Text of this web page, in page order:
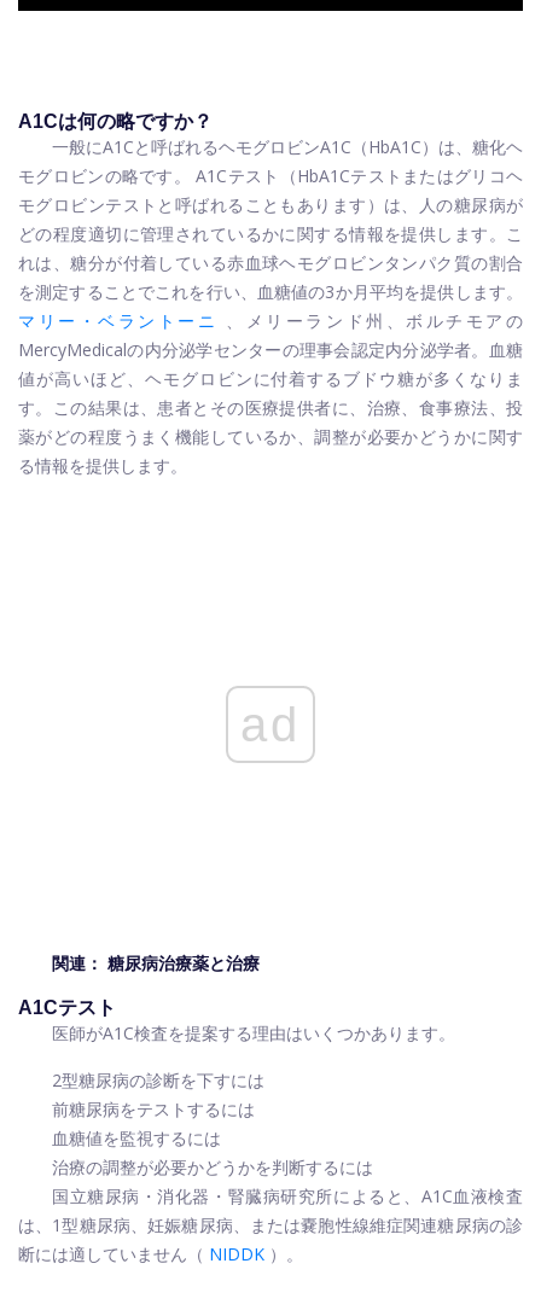
A1Cは何の略ですか？
一般にA1Cと呼ばれるヘモグロビンA1C（HbA1C）は、糖化ヘ
モグロビンの略です。 A1Cテスト（HbA1Cテストまたはグリコヘ
モグロビンテストと呼ばれることもあります）は、人の糖尿病が
どの程度適切に管理されているかに関する情報を提供します。こ
れは、糖分が付着している赤血球ヘモグロビンタンパク質の割合
を測定することでこれを行い、血糖値の3か月平均を提供します。
マリー・ベラントーニ
、メリーランド州、ボルチモアの
MercyMedicalの内分泌学センターの理事会認定内分泌学者。血糖
値が高いほど、ヘモグロビンに付着するブドウ糖が多くなりま
す。この結果は、患者とその医療提供者に、治療、食事療法、投
薬がどの程度うまく機能しているか、調整が必要かどうかに関す
る情報を提供します。
ad
関連： 糖尿病治療薬と治療
A1Cテスト
医師がA1C検査を提案する理由はいくつかあります。
2型糖尿病の診断を下すには
前糖尿病をテストするには
血糖値を監視するには
治療の調整が必要かどうかを判断するには
国立糖尿病・消化器・腎臓病研究所によると、A1C血液検査
は、1型糖尿病、妊娠糖尿病、または嚢胞性線維症関連糖尿病の診
断には適していません（ NIDDK ）。